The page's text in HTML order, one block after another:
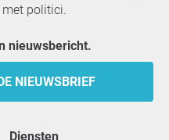
met politici.
nieuwsbericht.
NIEUWSBRIEF
Diensten